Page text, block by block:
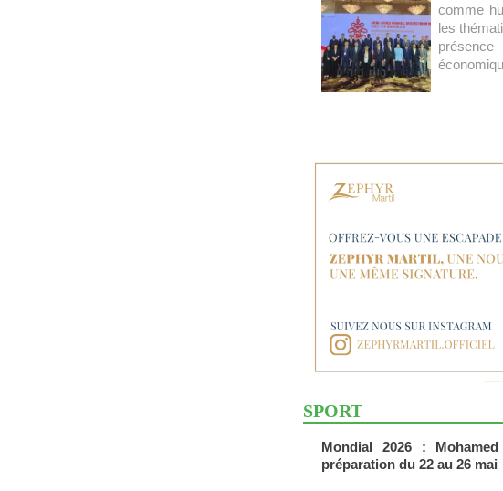
comme
les
SPORT
Mondial 2026 :
préparation du 22 au 26 mai